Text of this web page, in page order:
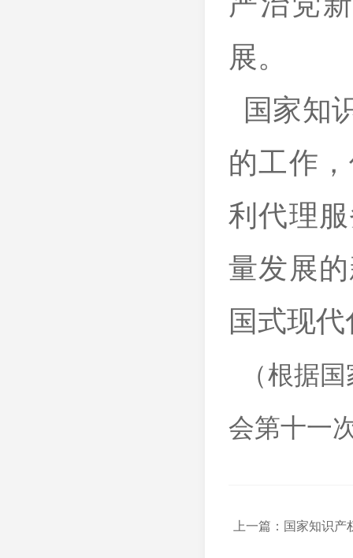
展。
国家知
的工作
利代理
量发展
国式现
（根据
会第十一
上一篇：国家知识